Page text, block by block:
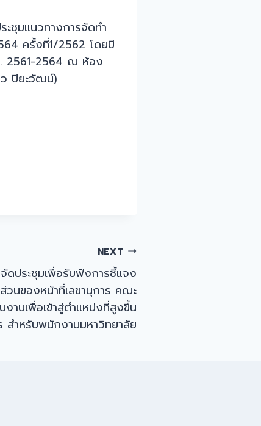
ชุมแนวทางการจัดทำ
ครั้งที่1/2562 โดยมี
. 2561-2564 ณ ห้อง
ปิยะวัฒน์)
NEXT
ประชุมเพื่อรับฟังการชี้แจง
วนของหน้าที่เลขานุการ คณะ
งานเพื่อเข้าสู่ตำแหน่งที่สูงขึ้น
สำหรับพนักงานมหาวิทยาลัย